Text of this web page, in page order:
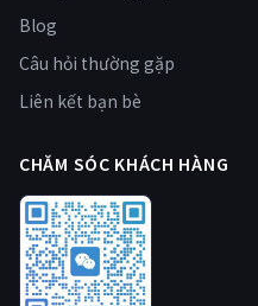
Blog
Câu hỏi thường gặp
Liên kết bạn bè
CHĂM SÓC KHÁCH HÀNG